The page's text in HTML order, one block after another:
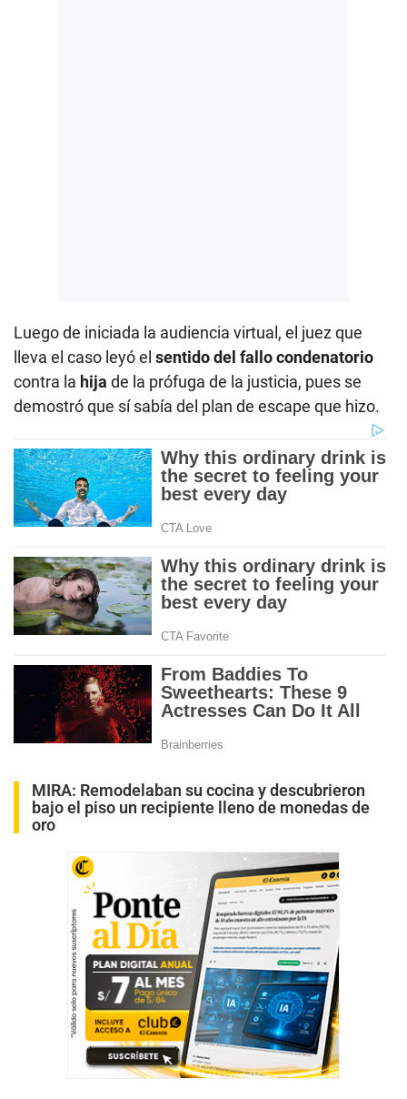
Luego de iniciada la audiencia virtual, el juez que
lleva el caso leyó el sentido del fallo condenatorio
contra la hija de la prófuga de la justicia, pues se
demostró que sí sabía del plan de escape que hizo.
MIRA: Remodelaban su cocina y descubrieron
bajo el piso un recipiente lleno de monedas de
oro